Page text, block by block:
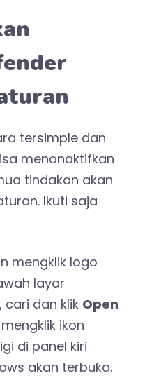
tersimple dan
menonaktifkan
tindakan akan
Ikuti saja
mengklik logo
layar
, cari dan klik Open
ikon
di panel kiri
akan terbuka.